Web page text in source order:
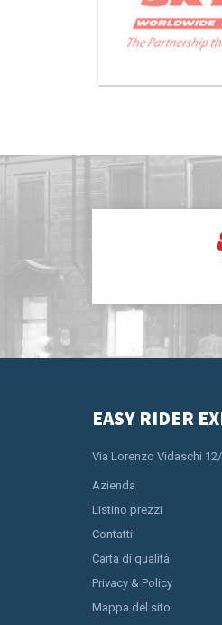
EASY RIDER
Via Lorenzo Vidaschi
Azienda
Listino prezzi
Contatti
Carta di qualità
Privacy & Policy
Mappa del sito